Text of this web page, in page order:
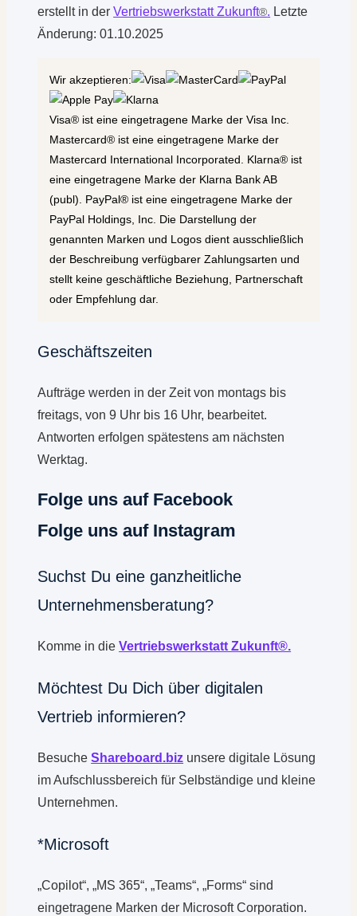
erstellt in derVertriebswerkstatt Zukunft®. Letzte
Änderung: 01.10.2025
Wir akzeptieren:
Visa® ist eine eingetragene Marke der Visa Inc.
Mastercard® ist eine eingetragene Marke der
Mastercard International Incorporated. Klarna® ist
eine eingetragene Marke der Klarna Bank AB
(publ). PayPal® ist eine eingetragene Marke der
PayPal Holdings, Inc. Die Darstellung der
genannten Marken und Logos dient ausschließlich
der Beschreibung verfügbarer Zahlungsarten und
stellt keine geschäftliche Beziehung, Partnerschaft
oder Empfehlung dar.
Geschäftszeiten
Aufträge werden in der Zeit von montags bis
freitags, von 9 Uhr bis 16 Uhr, bearbeitet.
Antworten erfolgen spätestens am nächsten
Werktag.
Folge uns auf Facebook
Folge uns auf Instagram
Suchst Du eine ganzheitliche
Unternehmensberatung?
Komme in dieVertriebswerkstatt Zukunft®.
Möchtest Du Dich über digitalen
Vertrieb informieren?
BesucheShareboard.biz unsere digitale Lösung
im Aufschlussbereich für Selbständige und kleine
Unternehmen.
*Microsoft
„Copilot“, „MS 365“, „Teams“, „Forms“ sind
eingetragene Marken der Microsoft Corporation.